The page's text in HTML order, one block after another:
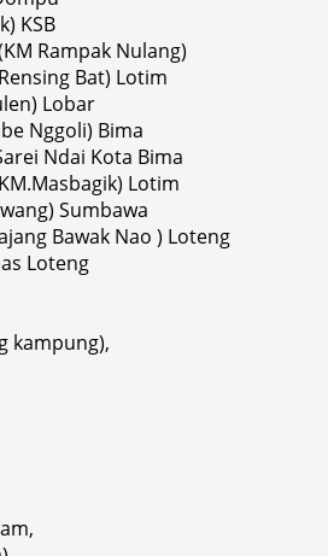
KSB
Rampak Nulang)
Bat) Lotim
Lobar
Nggoli) Bima
Ndai Kota Bima
Lotim
Sumbawa
Bawak Nao ) Loteng
Loteng
kampung),